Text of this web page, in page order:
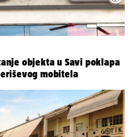
objekta u Savi poklapa
mobitela